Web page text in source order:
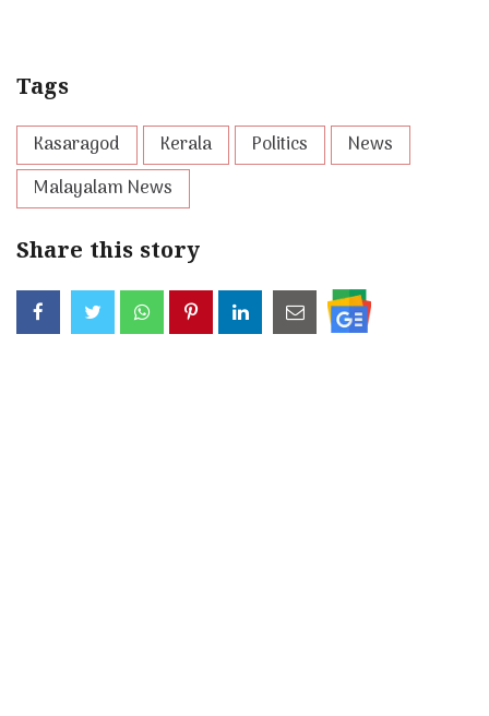
Tags
Kasaragod Kerala Politics
News
Malayalam News
Share this story